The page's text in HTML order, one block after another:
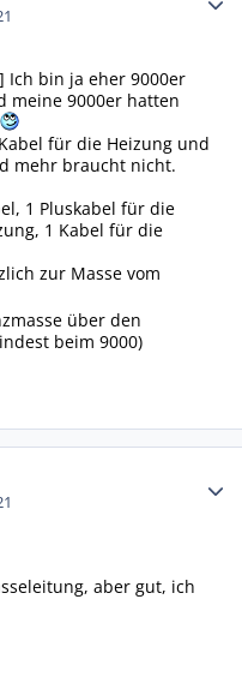
bin ja eher 9000er
meine 9000er hatten
für die Heizung und
mehr braucht nicht.
1 Pluskabel für die
1 Kabel für die
zur Masse vom
über den
beim 9000)
aber gut, ich